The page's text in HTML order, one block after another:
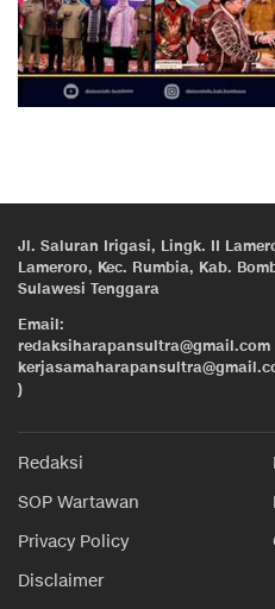
Jl. Saluran Irigasi, Lingk. II
Lameroro, Kec. Rumbia, Kab.
Sulawesi Tenggara
Email:
redaksiharapansultra@gmail.com
)
Redaksi
SOP Wartawan
Privacy Policy
Disclaimer